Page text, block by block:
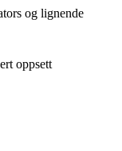
og lignende
oppsett